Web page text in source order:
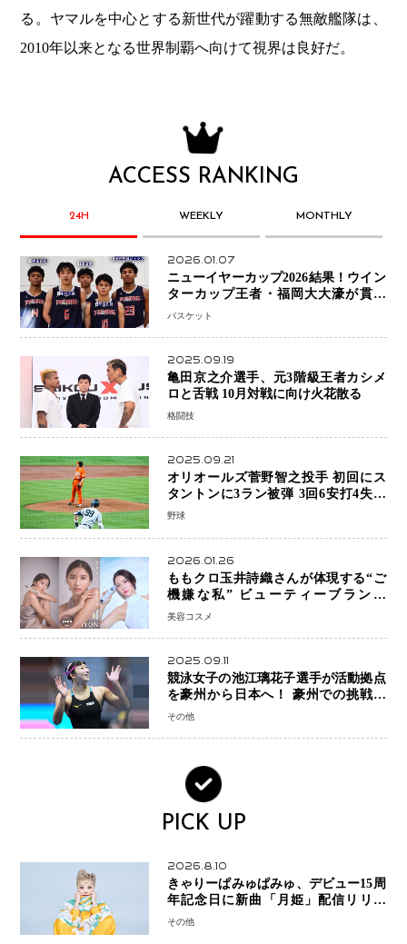
る。ヤマルを中心とする新世代が躍動する無敵艦隊は、
2010年以来となる世界制覇へ向けて視界は良好だ。
ACCESS RANKING
24H WEEKLY MONTHLY
2026.01.07
ニューイヤーカップ2026結果！ウイン
ターカップ王者・福岡大大濠が貫禄
V！ 東山は“背番号継承”で新たな物語
バスケット
2025.09.19
亀田京之介選手、元3階級王者カシメ
格闘技
2025.09.21
オリオールズ菅野智之投手 初回にス
タントンに3ラン被弾 3回6安打4失点
で降板
野球
2026.01.26
ももクロ玉井詩織さんが体現する“ご
機嫌な私” ビューティーブランド
「iYON」が描く新しいスキンケア体
美容コスメ
2025.09.11
競泳女子の池江璃花子選手が活動拠点
を豪州から日本へ！ 豪州での挑戦を
糧に、28年ロサンゼルス五輪へ再始動
その他
PICK UP
2026.8.10
きゃりーぱみゅぱみゅ、デビュー15周
年記念日に新曲「月姫」配信リリー
ス 自身初の主催フェス「PAMYU
その他